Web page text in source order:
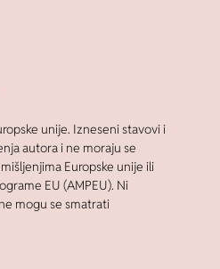
unije. Izneseni stavovi i
autora i ne moraju se
Europske unije ili
EU (AMPEU). Ni
mogu se smatrati